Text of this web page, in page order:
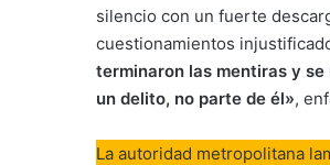
silencio con un fuerte
cuestionamientos
terminaron las mentiras y
un delito, no parte de él»,
La autoridad metropolitana